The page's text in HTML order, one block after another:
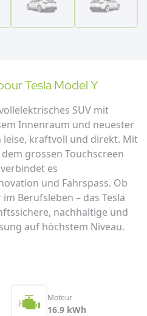
Tesla Model Y
SUV mit
Innenraum und neuester
leise, kraftvoll und direkt. Mit
grossen Touchscreen
es
und Fahrspass. Ob
Berufsleben – das Tesla
nachhaltige und
auf höchstem Niveau.
Moteur
16.9 kWh